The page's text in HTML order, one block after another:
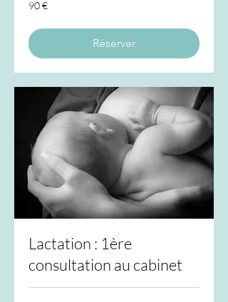
euros
90 €
Réserver
Lactation : 1ère
consultation au cabinet